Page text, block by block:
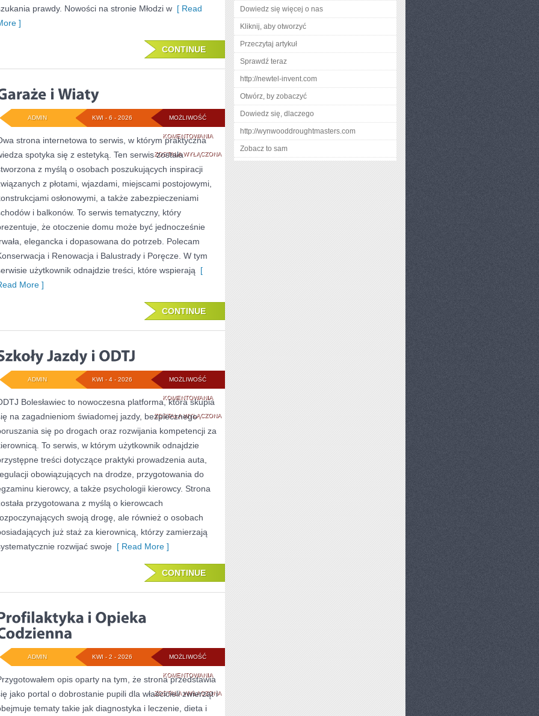
prawdy. Nowości na stronie Młodzi w [ Read
]
CONTINUE
MOŻLIWOŚĆ
KOMENTOWANIAGARAŻE
I
WIATY
ZOSTAŁA WYŁĄCZONA
KWI - 6 - 2026
ADMIN
strona internetowa to serwis, w którym praktyczna
spotyka się z estetyką. Ten serwis została
z myślą o osobach poszukujących inspiracji
z płotami, wjazdami, miejscami postojowymi,
osłonowymi, a także zabezpieczeniami
i balkonów. To serwis tematyczny, który
że otoczenie domu może być jednocześnie
elegancka i dopasowana do potrzeb. Polecam
i Renowacja i Balustrady i Poręcze. W tym
użytkownik odnajdzie treści, które wspierają [
More ]
CONTINUE
MOŻLIWOŚĆ
KOMENTOWANIASZKOŁY
JAZDY
I
ODTJ
ZOSTAŁA WYŁĄCZONA
KWI - 4 - 2026
ADMIN
Bolesławiec to nowoczesna platforma, która skupia
na zagadnieniom świadomej jazdy, bezpiecznego
się po drogach oraz rozwijania kompetencji za
To serwis, w którym użytkownik odnajdzie
treści dotyczące praktyki prowadzenia auta,
obowiązujących na drodze, przygotowania do
kierowcy, a także psychologii kierowcy. Strona
przygotowana z myślą o kierowcach
swoją drogę, ale również o osobach
już staż za kierownicą, którzy zamierzają
rozwijać swoje [ Read More ]
CONTINUE
MOŻLIWOŚĆ
KOMENTOWANIAPROFILAKTYKA
I
OPIEKA
ZOSTAŁA WYŁĄCZONA
KWI - 2 - 2026
ADMIN
opis oparty na tym, że strona przedstawia
jako portal o dobrostanie pupili dla właścicieli zwierząt i
tematy takie jak diagnostyka i leczenie, dieta i
Dowiedz się więcej o nas
Kliknij, aby otworzyć
Przeczytaj artykuł
Sprawdź teraz
http://newtel-invent.com
Otwórz, by zobaczyć
Dowiedz się, dlaczego
http://wynwooddroughtmasters.com
Zobacz to sam